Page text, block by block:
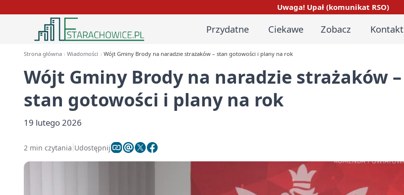
Uwaga! Upał (komunikat RSO)
Przydatne Ciekawe Zobacz Kontakt
Strona główna Wiadomości Wójt Gminy Brody na naradzie strażaków – stan gotowości i plany na rok
Wójt Gminy Brody na naradzie strażaków –
stan gotowości i plany na rok
19 lutego 2026
2 min czytania Udostępnij